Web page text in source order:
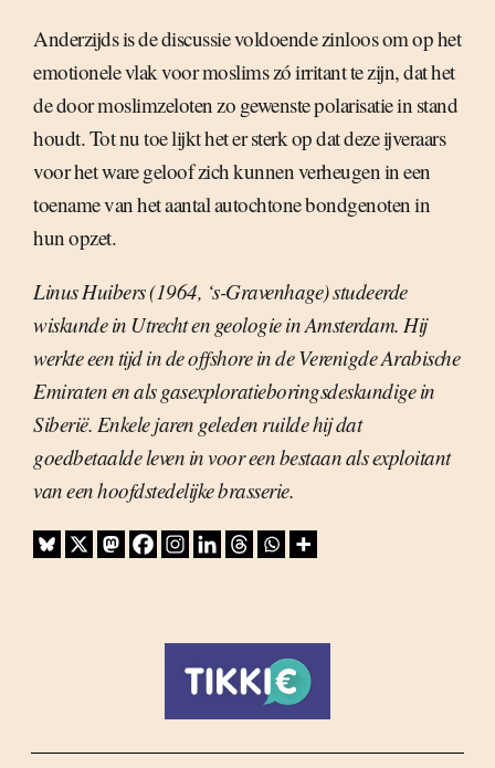
Anderzijds is de discussie voldoende zinloos om op het
emotionele vlak voor moslims zó irritant te zijn, dat het
de door moslimzeloten zo gewenste polarisatie in stand
houdt. Tot nu toe lijkt het er sterk op dat deze ijveraars
voor het ware geloof zich kunnen verheugen in een
toename van het aantal autochtone bondgenoten in
hun opzet.
Linus Huibers (1964, ‘s-Gravenhage) studeerde
wiskunde in Utrecht en geologie in Amsterdam. Hij
werkte een tijd in de offshore in de Verenigde Arabische
Emiraten en als gasexploratieboringsdeskundige in
Siberië. Enkele jaren geleden ruilde hij dat
goedbetaalde leven in voor een bestaan als exploitant
van een hoofdstedelijke brasserie.